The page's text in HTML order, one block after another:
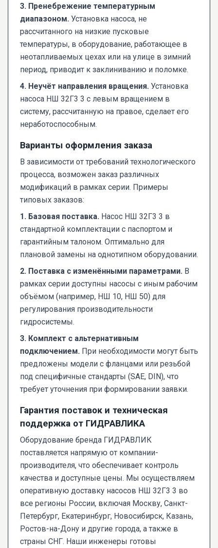
3. Пренебрежение температурным
диапазоном. Установка насоса, не
рассчитанного на низкие пусковые
температуры, в оборудование, работающее в
неотапливаемых цехах или на улице в зимний
период, приводит к заклиниванию и поломке.
4. Неучёт направления вращения. Установка
насоса НШ 32Г3 3 с левым вращением в
систему, рассчитанную на правое, сделает его
неработоспособным.
Варианты оформления заказа
В зависимости от требований технологического
процесса, возможен заказ различных
модификаций в рамках серии. Примеры
типовых заказов:
1. Базовая поставка. Насос НШ 32Г3 3 в
стандартной комплектации с паспортом и
гарантийным талоном. Оптимально для
плановой замены на однотипном оборудовании.
2. Поставка с изменёнными параметрами. В
рамках серии доступны насосы с иным рабочим
объёмом (например, НШ 10, НШ 50) для
регулирования производительности
гидросистемы.
3. Комплект с альтернативным
подключением. При необходимости могут быть
предложены модели с фланцами или резьбой
под специфичные стандарты (SAE, DIN), что
требует уточнения при формировании заявки.
Гарантия поставок и техническая
поддержка от ГИДРАВЛИКА
Оборудование бренда ГИДРАВЛИК
поставляется напрямую от компании-
производителя, что обеспечивает контроль
качества и доступные цены. Мы осуществляем
оперативную доставку насосов НШ 32Г3 3 во
все регионы России, включая Москву, Санкт-
Петербург, Екатеринбург, Новосибирск, Казань,
Ростов-на-Дону и другие города, а также в
страны СНГ. Наши инженеры готовы